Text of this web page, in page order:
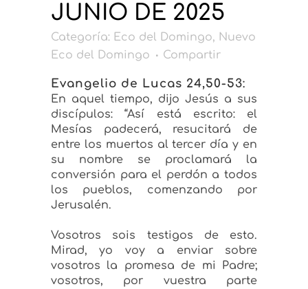
JUNIO DE 2025
Categoría: Eco del Domingo, Nuevo
Eco del Domingo
Compartir
Evangelio de Lucas 24,50-53:
En aquel tiempo, dijo Jesús a sus
discípulos: “Así está escrito: el
Mesías padecerá, resucitará de
entre los muertos al tercer día y en
su nombre se proclamará la
conversión para el perdón a todos
los pueblos, comenzando por
Jerusalén.
Vosotros sois testigos de esto.
Mirad, yo voy a enviar sobre
vosotros la promesa de mi Padre;
vosotros, por vuestra parte